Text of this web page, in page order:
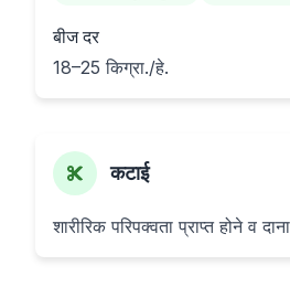
बीज दर
18–25 किग्रा./हे.
कटाई
शारीरिक परिपक्वता प्राप्त होने व